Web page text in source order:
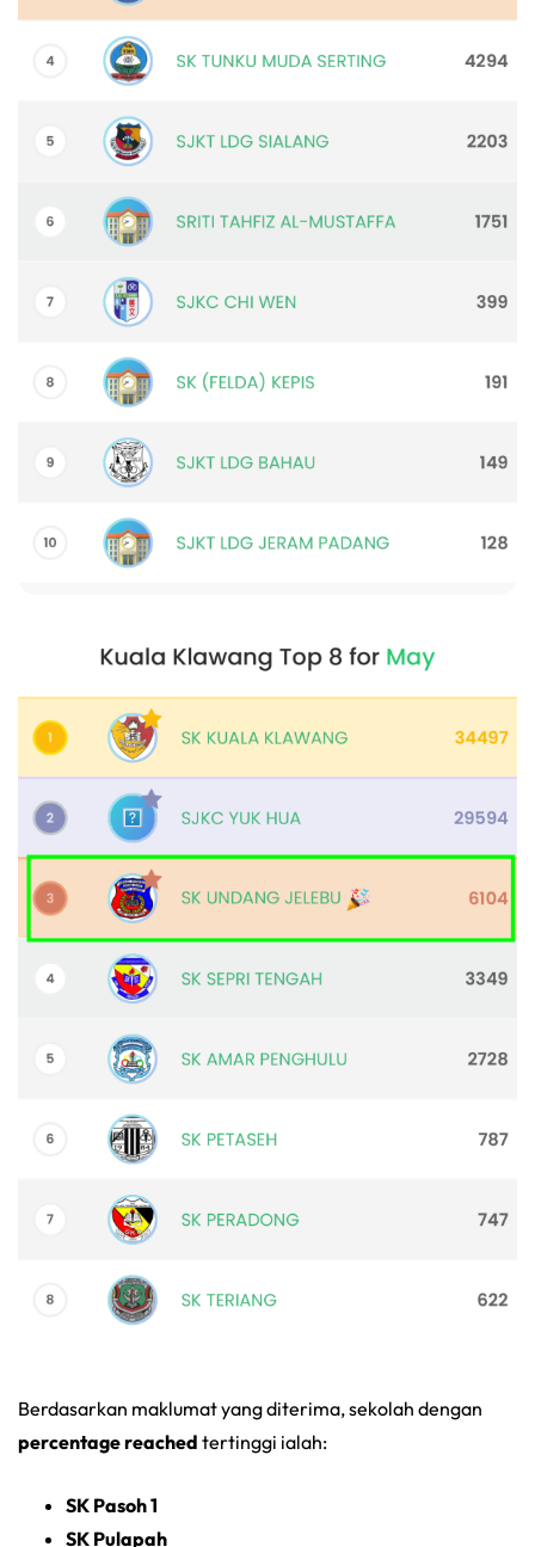
Berdasarkan maklumat yang diterima, sekolah dengan
percentage reached tertinggi ialah:
SK Pasoh 1
SK Pulapah